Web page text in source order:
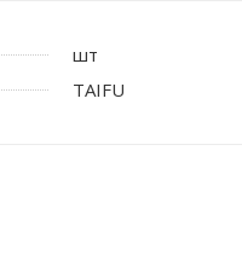
шт
TAIFU